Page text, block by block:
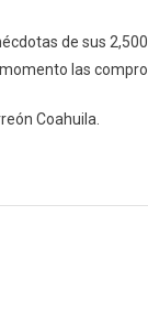
de sus 2,500
las compro.
Coahuila.